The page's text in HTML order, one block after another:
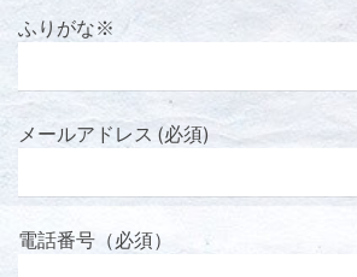
ふりがな※
メールアドレス (必須)
電話番号（必須）